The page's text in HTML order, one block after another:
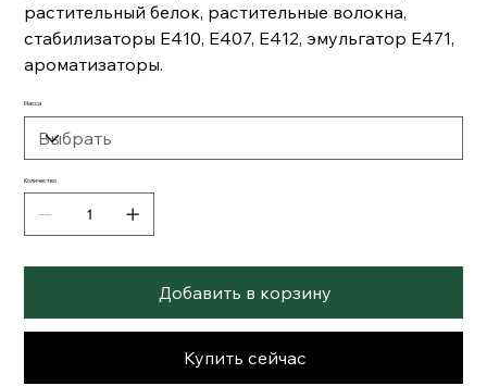
растительный белок, растительные волокна,
стабилизаторы Е410, Е407, Е412, эмульгатор Е471,
ароматизаторы.
Масса
Количество
Добавить в корзину
Купить сейчас